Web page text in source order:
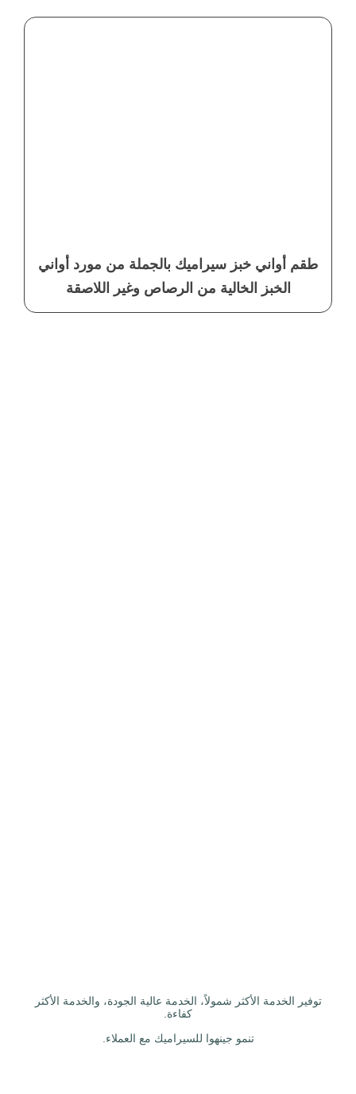
طقم أواني خبز سيراميك بالجملة من مورد أواني
الخبز الخالية من الرصاص وغير اللاصقة
توفير الخدمة الأكثر شمولاً، الخدمة عالية الجودة، والخدمة الأكثر
كفاءة.
تنمو جينهوا للسيراميك مع العملاء.